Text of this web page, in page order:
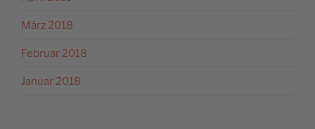
März 2018
Februar 2018
Januar 2018